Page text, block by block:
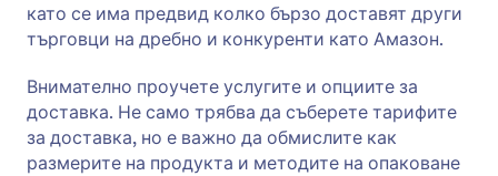
като се има предвид колко бързо доставят други
търговци на дребно и конкуренти като Амазон.
Внимателно проучете услугите и опциите за
доставка. Не само трябва да съберете тарифите
за доставка, но е важно да обмислите как
размерите на продукта и методите на опаковане